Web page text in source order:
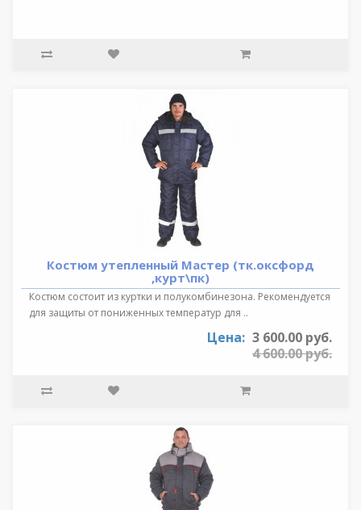
Костюм утепленный Мастер (тк.оксфорд
,курт\пк)
Костюм состоит из куртки и полукомбинезона. Рекомендуется
для защиты от пониженных температур для ..
Цена: 3 600.00 руб.
4 600.00 руб.